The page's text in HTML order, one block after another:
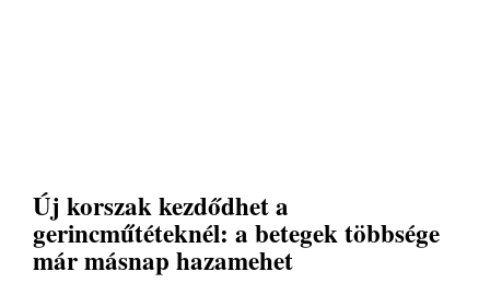
Új korszak kezdődhet a
gerincműtéteknél: a betegek többsége
már másnap hazamehet